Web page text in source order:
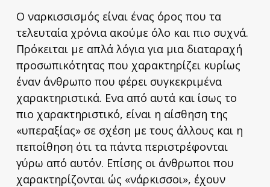
Ο ναρκισσισμός είναι ένας όρος που τα
τελευταία χρόνια ακούμε όλο και πιο συχνά.
Πρόκειται με απλά λόγια για μια διαταραχή
προσωπικότητας που χαρακτηρίζει κυρίως
έναν άνθρωπο που φέρει συγκεκριμένα
χαρακτηριστικά. Ενα από αυτά και ίσως το
πιο χαρακτηριστικό, είναι η αίσθηση της
«υπεραξίας» σε σχέση με τους άλλους και η
πεποίθηση ότι τα πάντα περιστρέφονται
γύρω από αυτόν. Επίσης οι άνθρωποι που
χαρακτηρίζονται ώς «νάρκισσοι», έχουν